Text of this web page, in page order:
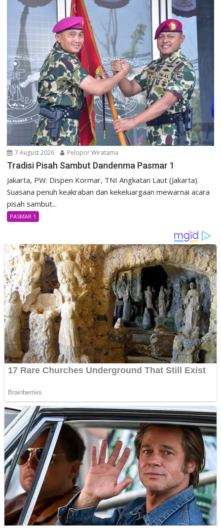
7 August 2026 Pelopor Wiratama
Tradisi Pisah Sambut Dandenma Pasmar 1
Jakarta, PW: Dispen Kormar, TNI Angkatan Laut (Jakarta).
Suasana penuh keakraban dan kekeluargaan mewarnai acara
pisah sambut...
PASMAR 1